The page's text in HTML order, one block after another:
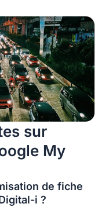
sur
My
de fiche
i ?